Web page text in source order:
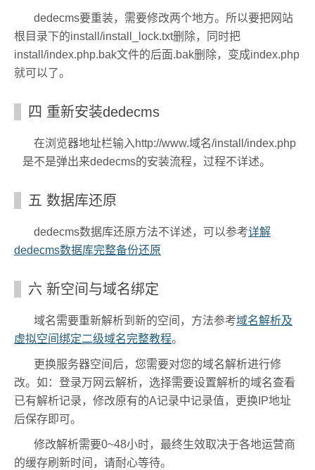
dedecms要重装，需要修改两个地方。所以要把网站
根目录下的install/install_lock.txt删除，同时把
install/index.php.bak文件的后面.bak删除，变成index.php
就可以了。
四 重新安装dedecms
在浏览器地址栏输入http://www.域名/install/index.php
是不是弹出来dedecms的安装流程，过程不详述。
五 数据库还原
dedecms数据库还原方法不详述，可以参考详解
dedecms数据库完整备份还原
六 新空间与域名绑定
域名需要重新解析到新的空间，方法参考域名解析及
虚拟空间绑定二级域名完整教程。
更换服务器空间后，您需要对您的域名解析进行修
改。如：登录万网云解析，选择需要设置解析的域名查看
已有解析记录，修改原有的A记录中记录值，更换IP地址
后保存即可。
修改解析需要0~48小时，最终生效取决于各地运营商
的缓存刷新时间，请耐心等待。